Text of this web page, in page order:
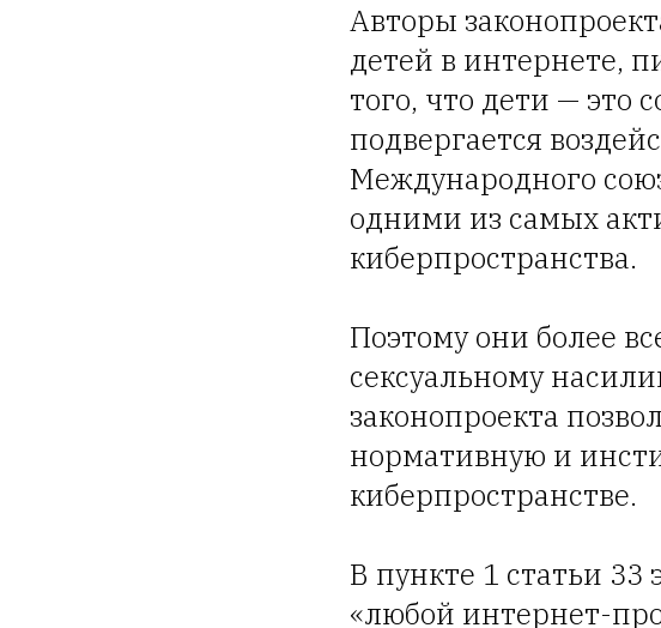
Авторы
детей в интернете,
того, что дети — это
подвергается
Международного
одними из самых
киберпространства.
Поэтому они более
сексуальному
законопроекта
нормативную и
киберпространстве.
В пункте 1 статьи 33
«любой интернет-